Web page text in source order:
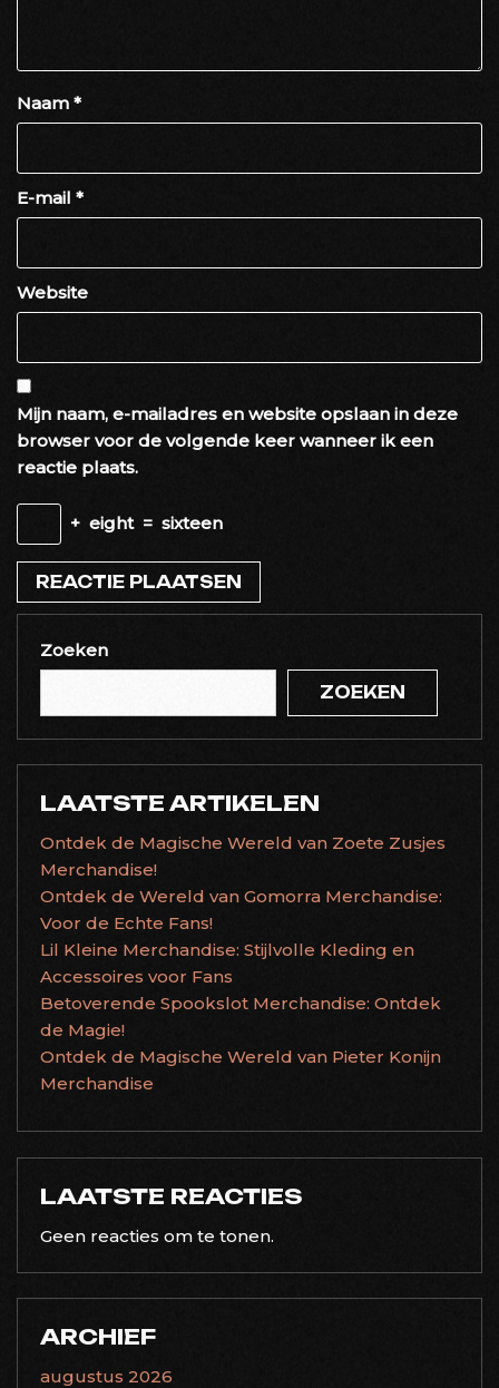
Naam *
E-mail *
Website
Mijn naam, e-mailadres en website opslaan in deze
browser voor de volgende keer wanneer ik een
reactie plaats.
+ eight = sixteen
Zoeken
ZOEKEN
LAATSTE ARTIKELEN
Ontdek de Magische Wereld van Zoete Zusjes
Merchandise!
Ontdek de Wereld van Gomorra Merchandise:
Voor de Echte Fans!
Lil Kleine Merchandise: Stijlvolle Kleding en
Accessoires voor Fans
Betoverende Spookslot Merchandise: Ontdek
de Magie!
Ontdek de Magische Wereld van Pieter Konijn
Merchandise
LAATSTE REACTIES
Geen reacties om te tonen.
ARCHIEF
augustus 2026